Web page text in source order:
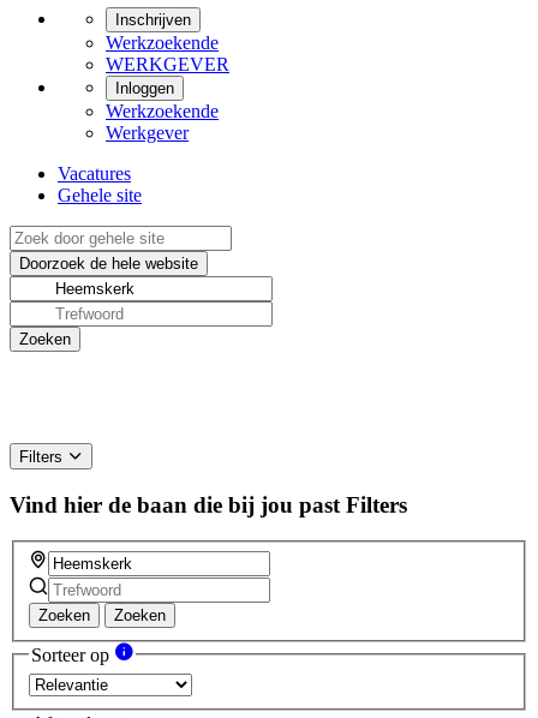
Inschrijven
Werkzoekende
WERKGEVER
Inloggen
Werkzoekende
Werkgever
Vacatures
Gehele site
Filters
Vind hier de baan die bij jou past Filters
Zoeken Zoeken
Sorteer op